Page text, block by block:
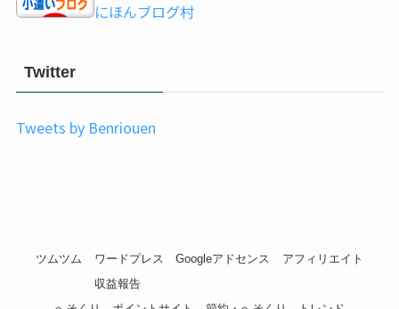
にほんブログ村
Twitter
Tweets by Benriouen
ツムツム
ワードプレス
収益報告
Googleアドセンス アフィリエイト